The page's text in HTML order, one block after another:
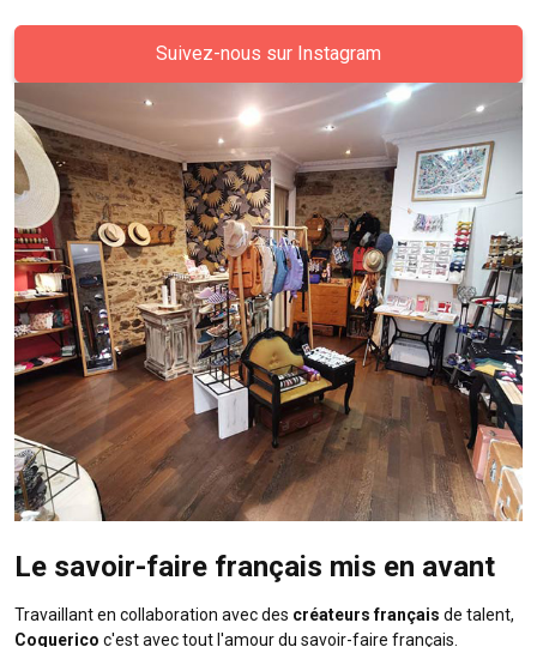
Suivez-nous sur Instagram
Le savoir-faire français mis en avant
Travaillant en collaboration avec des créateurs français de talent,
Coquerico c'est avec tout l'amour du savoir-faire français.